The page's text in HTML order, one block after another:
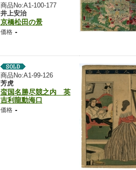
商品No:A1-100-177
井上安治
京橋松田の景
価格 -
商品No:A1-99-126
芳虎
蛮国名勝尽競之内 英
吉利龍動海口
価格 -